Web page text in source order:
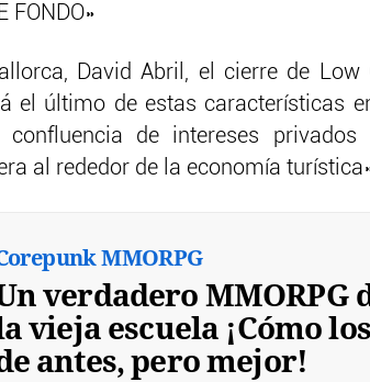
FONDO»
David Abril, el cierre de Low
el último de estas características
confluencia de intereses privados
al rededor de la economía
MMORPG
verdadero MMORPG
vieja escuela ¡Cómo los
antes, pero mejor!